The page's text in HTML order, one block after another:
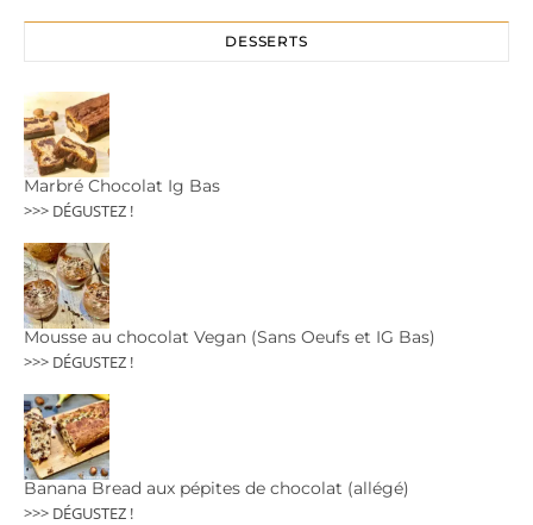
DESSERTS
Marbré Chocolat Ig Bas
>>> DÉGUSTEZ !
Mousse au chocolat Vegan (Sans Oeufs et IG Bas)
>>> DÉGUSTEZ !
Banana Bread aux pépites de chocolat (allégé)
>>> DÉGUSTEZ !